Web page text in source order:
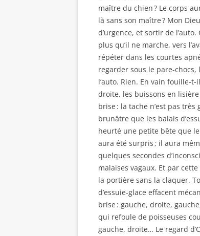
maître du chien ? Le corps
là sans son maître ? Mon
d’urgence, et sortir de
plus qu’il ne marche, vers
répéter dans les courtes
regarder sous le pare-
l’auto. Rien. En vain fouille-
droite, les buissons en
brise : la tache n’est pas
brunâtre que les balais
heurté une petite bête que
aura été surpris ; il aura
quelques secondes
malaises vagaux. Et par
la portière sans la claquer.
d’essuie-glace effacent
brise : gauche, droite,
qui refoule de poisseuses
gauche, droite… Le regard